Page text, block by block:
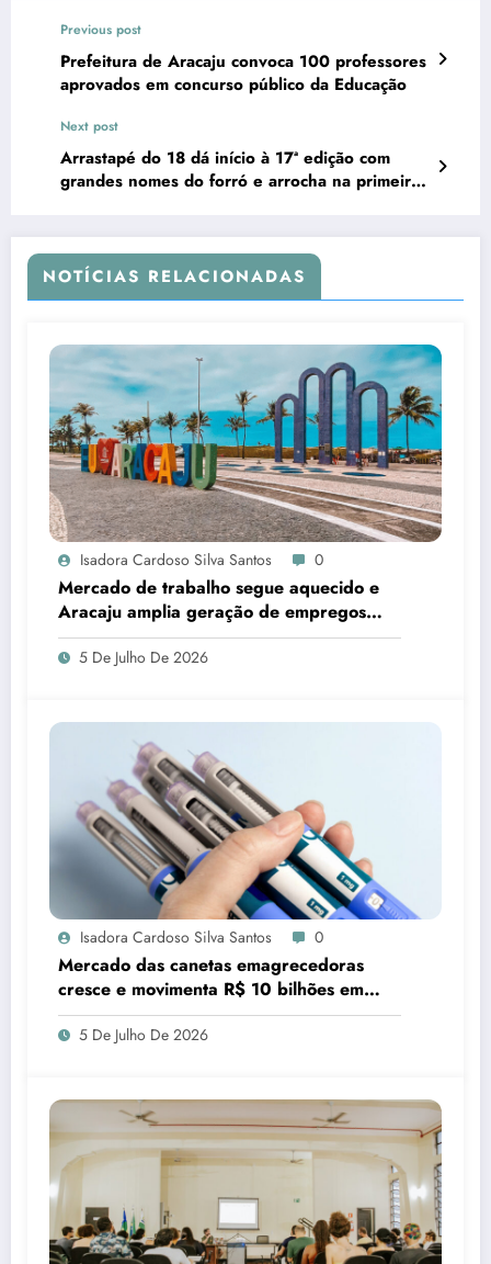
Previous post
Prefeitura de Aracaju convoca 100 professores
aprovados em concurso público da Educação
Next post
Arrastapé do 18 dá início à 17ª edição com
grandes nomes do forró e arrocha na primeira
NOTÍCIAS RELACIONADAS
Isadora Cardoso Silva Santos 0
Mercado de trabalho segue aquecido e
Aracaju amplia geração de empregos
formais
5 De Julho De 2026
Isadora Cardoso Silva Santos 0
Mercado das canetas emagrecedoras
cresce e movimenta R$ 10 bilhões em
quatro anos
5 De Julho De 2026